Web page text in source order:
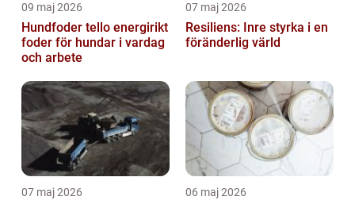
09 maj 2026
Hundfoder tello energirikt
foder för hundar i vardag
och arbete
07 maj 2026
Resiliens: Inre styrka i en
föränderlig värld
07 maj 2026 06 maj 2026